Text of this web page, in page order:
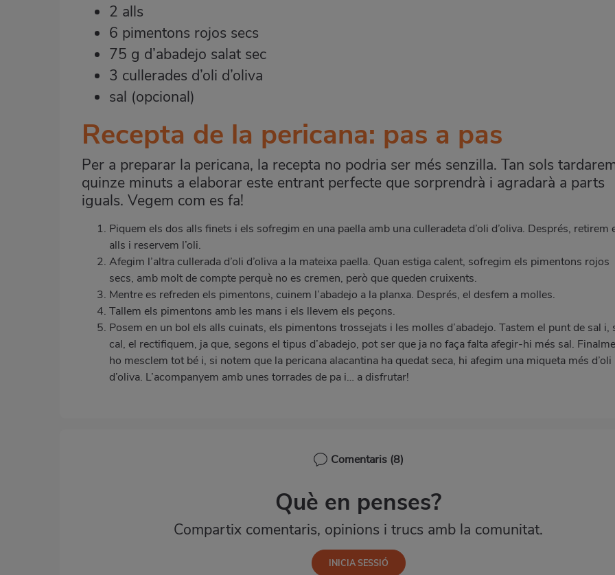
2 alls
6 pimentons rojos secs
75 g d’abadejo salat sec
3 cullerades d’oli d’oliva
sal (opcional)
Recepta de la pericana: pas a pas
Per a preparar la pericana, la recepta no podria ser més senzilla. Tan sols
quinze minuts a elaborar este entrant perfecte que sorprendrà i agradarà a parts
iguals. Vegem com es fa!
Piquem els dos alls finets i els sofregim en una paella amb una culleradeta d’oli d’oliva. Després, retirem
alls i reservem l’oli.
Afegim l’altra cullerada d’oli d’oliva a la mateixa paella. Quan estiga calent, sofregim els pimentons rojos
secs, amb molt de compte perquè no es cremen, però que queden cruixents.
Mentre es refreden els pimentons, cuinem l’abadejo a la planxa. Després, el desfem a molles.
Tallem els pimentons amb les mans i els llevem els peçons.
Posem en un bol els alls cuinats, els pimentons trossejats i les molles d’abadejo. Tastem el punt de sal i,
cal, el rectifiquem, ja que, segons el tipus d’abadejo, pot ser que ja no faça falta afegir-hi més sal.
ho mesclem tot bé i, si notem que la pericana alacantina ha quedat seca, hi afegim una miqueta més d’oli
d’oliva. L’acompanyem amb unes torrades de pa i… a disfrutar!
Comentaris (8)
Què en penses?
Compartix comentaris, opinions i trucs amb la comunitat.